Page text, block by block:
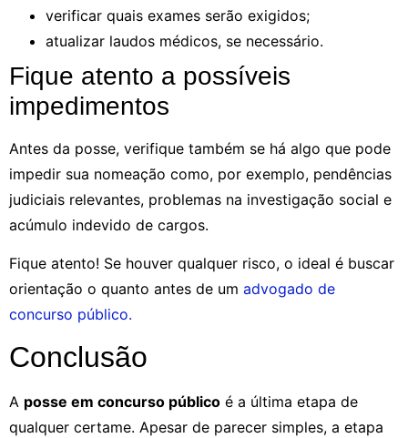
verificar quais exames serão exigidos;
atualizar laudos médicos, se necessário.
Fique atento a possíveis
impedimentos
Antes da posse, verifique também se há algo que pode
impedir sua nomeação como, por exemplo, pendências
judiciais relevantes, problemas na investigação social e
acúmulo indevido de cargos.
Fique atento! Se houver qualquer risco, o ideal é buscar
orientação o quanto antes de um advogado de
concurso público.
Conclusão
A posse em concurso público é a última etapa de
qualquer certame. Apesar de parecer simples, a etapa